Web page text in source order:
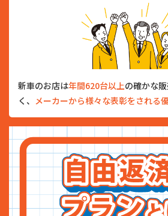
新車のお店は年間620台以上の確かな
く、 メーカーから様々な表彰をされる